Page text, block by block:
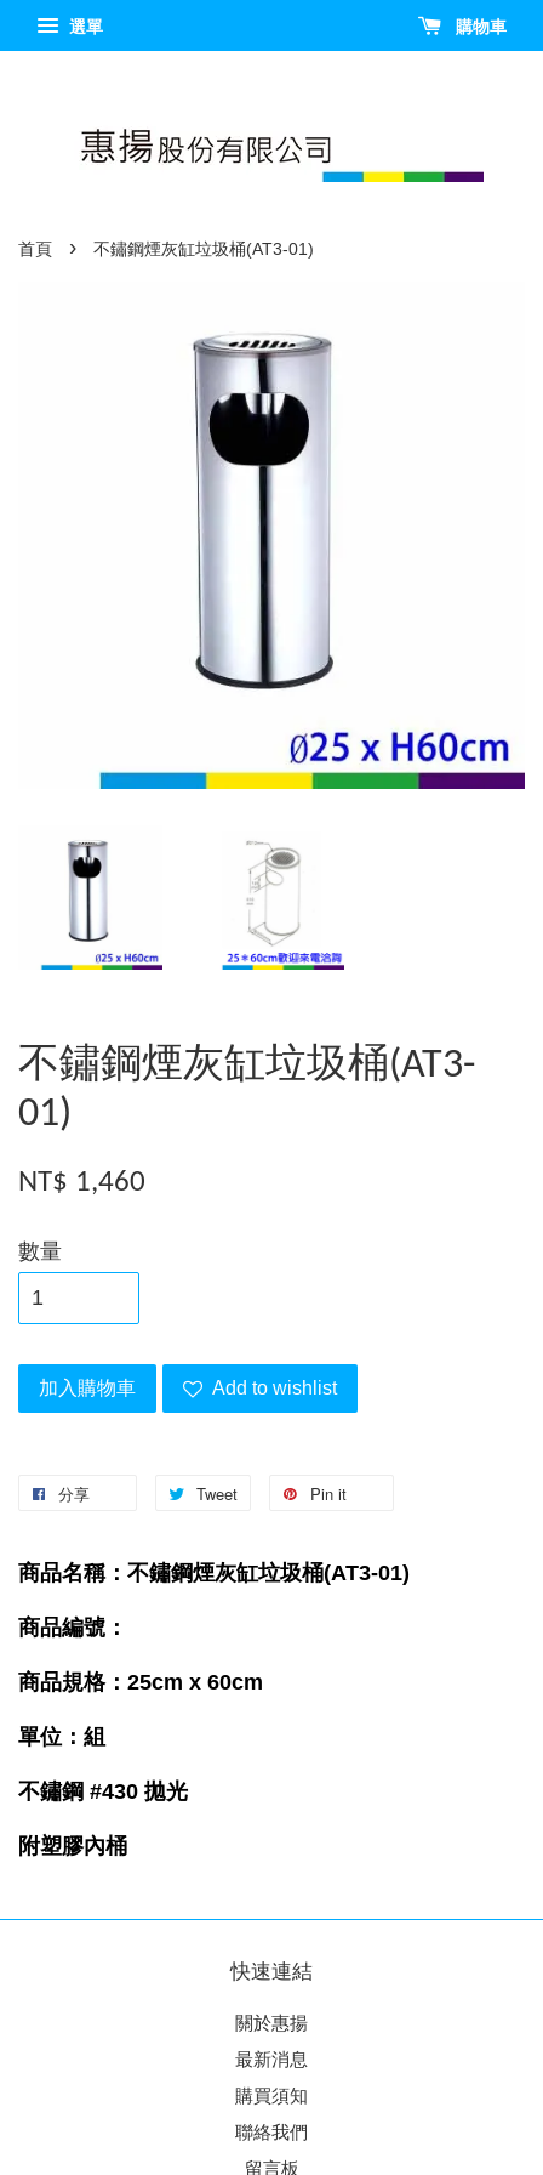
選單 購物車
首頁 › 不鏽鋼煙灰缸垃圾桶(AT3-01)
不鏽鋼煙灰缸垃圾桶(AT3-
01)
NT$ 1,460
數量
加入購物車 Add to wishlist
分享 Tweet Pin it
商品名稱：不鏽鋼煙灰缸垃圾桶(AT3-01)
商品編號：
商品規格：25cm x 60cm
單位：組
不鏽鋼 #430 拋光
附塑膠內桶
快速連結
關於惠揚
最新消息
購買須知
聯絡我們
留言板